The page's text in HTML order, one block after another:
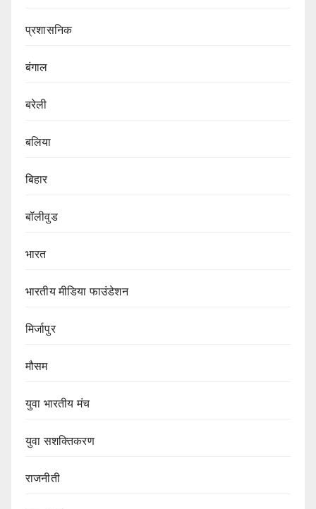
प्रशासनिक
बंगाल
बरेली
बलिया
बिहार
बॉलीवुड
भारत
भारतीय मीडिया फाउंडेशन
मिर्जापुर
मौसम
युवा भारतीय मंच
युवा सशक्तिकरण
राजनीती